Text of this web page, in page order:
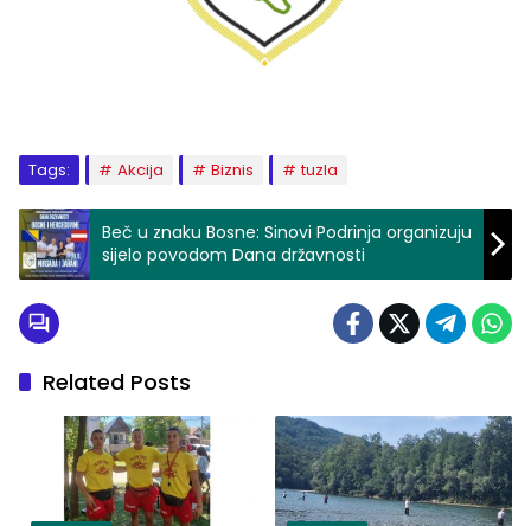
Tags: Akcija Biznis tuzla
Beč u znaku Bosne: Sinovi Podrinja organizuju
sijelo povodom Dana državnosti
Related Posts